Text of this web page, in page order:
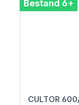
Bestand 6+
CULTOR